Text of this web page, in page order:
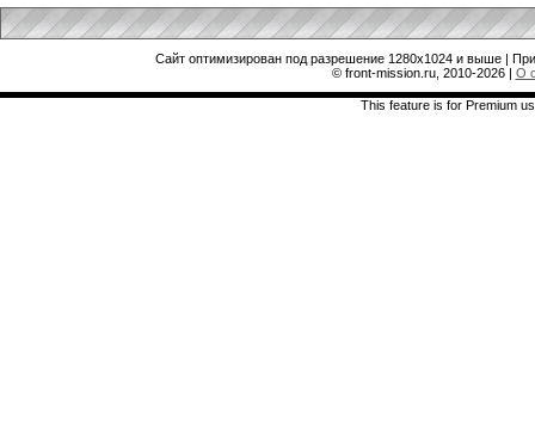
Сайт оптимизирован под разрешение 1280x1024 и выше |
© front-mission.ru, 2010-2026| О
This feature is for Premium